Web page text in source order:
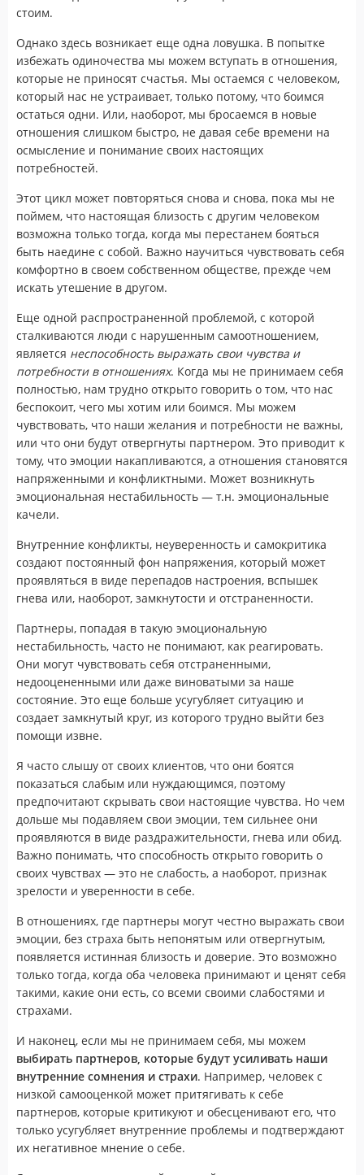
стоим.
Однако здесь возникает еще одна ловушка. В попытке
избежать одиночества мы можем вступать в отношения,
которые не приносят счастья. Мы остаемся с человеком,
который нас не устраивает, только потому, что боимся
остаться одни. Или, наоборот, мы бросаемся в новые
отношения слишком быстро, не давая себе времени на
осмысление и понимание своих настоящих
потребностей.
Этот цикл может повторяться снова и снова, пока мы не
поймем, что настоящая близость с другим человеком
возможна только тогда, когда мы перестанем бояться
быть наедине с собой. Важно научиться чувствовать себя
комфортно в своем собственном обществе, прежде чем
искать утешение в другом.
Еще одной распространенной проблемой, с которой
сталкиваются люди с нарушенным самоотношением,
является неспособность выражать свои чувства и
потребности в отношениях. Когда мы не принимаем себя
полностью, нам трудно открыто говорить о том, что нас
беспокоит, чего мы хотим или боимся. Мы можем
чувствовать, что наши желания и потребности не важны,
или что они будут отвергнуты партнером. Это приводит к
тому, что эмоции накапливаются, а отношения становятся
напряженными и конфликтными. Может возникнуть
эмоциональная нестабильность — т.н. эмоциональные
качели.
Внутренние конфликты, неуверенность и самокритика
создают постоянный фон напряжения, который может
проявляться в виде перепадов настроения, вспышек
гнева или, наоборот, замкнутости и отстраненности.
Партнеры, попадая в такую эмоциональную
нестабильность, часто не понимают, как реагировать.
Они могут чувствовать себя отстраненными,
недооцененными или даже виноватыми за наше
состояние. Это еще больше усугубляет ситуацию и
создает замкнутый круг, из которого трудно выйти без
помощи извне.
Я часто слышу от своих клиентов, что они боятся
показаться слабым или нуждающимся, поэтому
предпочитают скрывать свои настоящие чувства. Но чем
дольше мы подавляем свои эмоции, тем сильнее они
проявляются в виде раздражительности, гнева или обид.
Важно понимать, что способность открыто говорить о
своих чувствах — это не слабость, а наоборот, признак
зрелости и уверенности в себе.
В отношениях, где партнеры могут честно выражать свои
эмоции, без страха быть непонятым или отвергнутым,
появляется истинная близость и доверие. Это возможно
только тогда, когда оба человека принимают и ценят себя
такими, какие они есть, со всеми своими слабостями и
страхами.
И наконец, если мы не принимаем себя, мы можем
выбирать партнеров, которые будут усиливать наши
внутренние сомнения и страхи. Например, человек с
низкой самооценкой может притягивать к себе
партнеров, которые критикуют и обесценивают его, что
только усугубляет внутренние проблемы и подтверждают
их негативное мнение о себе.